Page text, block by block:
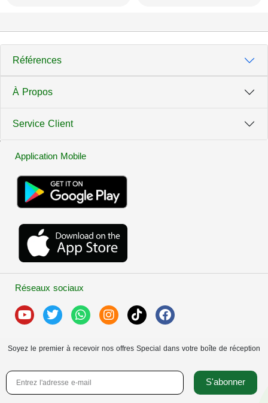
Références
À Propos
Service Client
Application Mobile
Réseaux sociaux
Soyez le premier à recevoir nos offres Special dans votre boîte de réception
S'abonner